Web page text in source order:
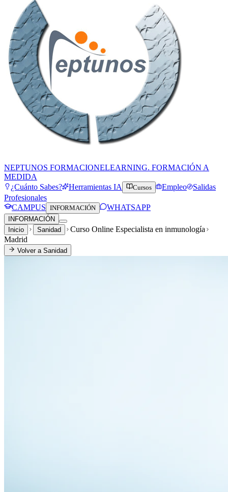
NEPTUNOS FORMACIONELEARNING. FORMACIÓN A
MEDIDA
¿Cuánto Sabes?
Herramientas IA Cursos Empleo
Salidas
Profesionales
CAMPUS INFORMACIÓN WHATSAPP
INFORMACIÓN
Inicio
Sanidad
Curso Online Especialista en inmunología
Madrid
Volver a Sanidad